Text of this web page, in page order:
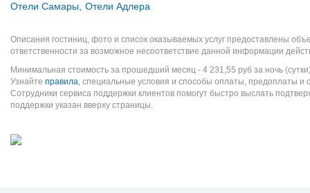
Отели Самары Отели Адлера
Описания гостиниц, фото и список оказываемых услуг предоставлены
ответственности за возможное несоответствие данной информации
Минимальная стоимость за прошедший месяц - 4 231,55 руб за ночь
Узнайте правила, специальные условия и способы оплаты, предоплаты и
Сотрудники сервиса поддержки клиентов помогут быстро выслать
поддержки указан вверху страницы.